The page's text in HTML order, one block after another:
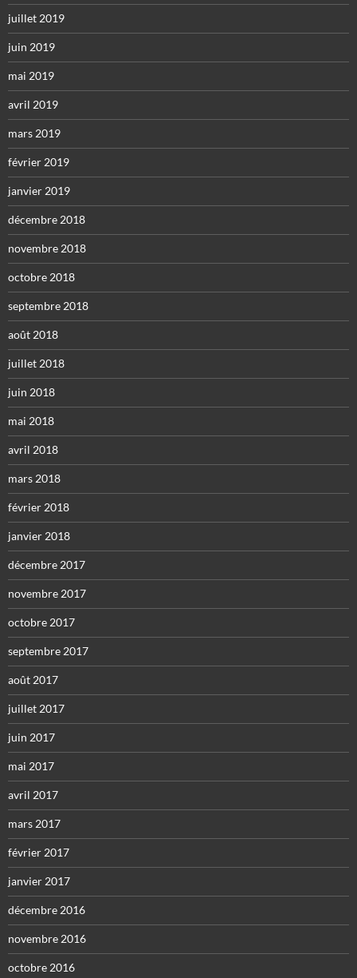
juillet 2019
juin 2019
mai 2019
avril 2019
mars 2019
février 2019
janvier 2019
décembre 2018
novembre 2018
octobre 2018
septembre 2018
août 2018
juillet 2018
juin 2018
mai 2018
avril 2018
mars 2018
février 2018
janvier 2018
décembre 2017
novembre 2017
octobre 2017
septembre 2017
août 2017
juillet 2017
juin 2017
mai 2017
avril 2017
mars 2017
février 2017
janvier 2017
décembre 2016
novembre 2016
octobre 2016